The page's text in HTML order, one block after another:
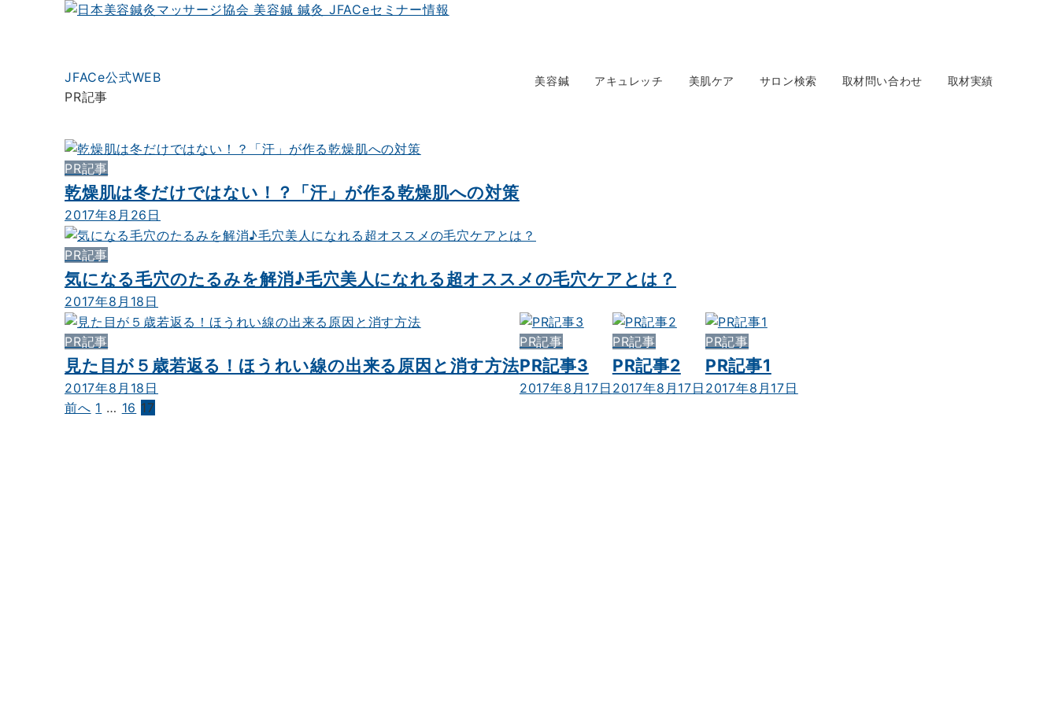
美容鍼 アキュレッチ 美肌ケア サロン検索 取材問い合わせ 取材実績
JFACe公式WEB
PR記事
PR記事
乾燥肌は冬だけではない！？「汗」が作る乾燥肌への対策
2017年8月26日
PR記事
気になる毛穴のたるみを解消♪毛穴美人になれる超オススメの毛穴ケアとは？
2017年8月18日
PR記事
見た目が５歳若返る！ほうれい線の出来る原因と消す方法
2017年8月18日
PR記事
PR記事3
2017年8月17日
PR記事
PR記事2
2017年8月17日
PR記事
PR記事1
2017年8月17日
投
前へ 1 … 16 17